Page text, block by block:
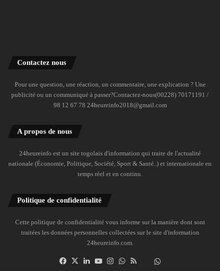
Contactez nous
Pour une question, une réaction, un commentaire, une explication ? Une
publicité ou un communiqué à passer?Contactez-nous(00228) 70171191 /
98 12 67 78 24heureinfo2018@gmail.com
A propos de nous
24heureinfo est un site togolais d'information qui traite de l'actualité
nationale (Économie, Politique, Société, Sport & Santé..) et internationale en
temps réel et en continu.
Politique de confidentialité
Cette politique de confidentialité vous informe sur la manière dont sont
traitées les données personnelles collectées sur le site d'information
24heureinfo.com.
Facebook
X LinkedinYouTubeInstagramWhatsAppDailymotion